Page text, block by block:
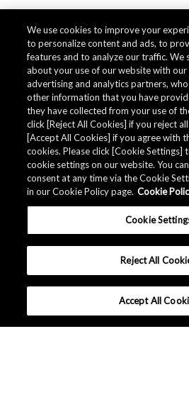
We use cookies to improve your
to personalize content and ads, to
features and to analyze our traffic. We
about your use of our website with our
advertising and analytics partners,
other information that you have
they have collected from your use of
click [Reject All Cookies] if you reject
[Accept All Cookies] if you agree with
cookies. Please click [Cookie Settings]
cookie settings on our website. You
consent at any time via the Cookie
in our Cookie Policy page. Cookie
Cookie
Reject All
Accept All